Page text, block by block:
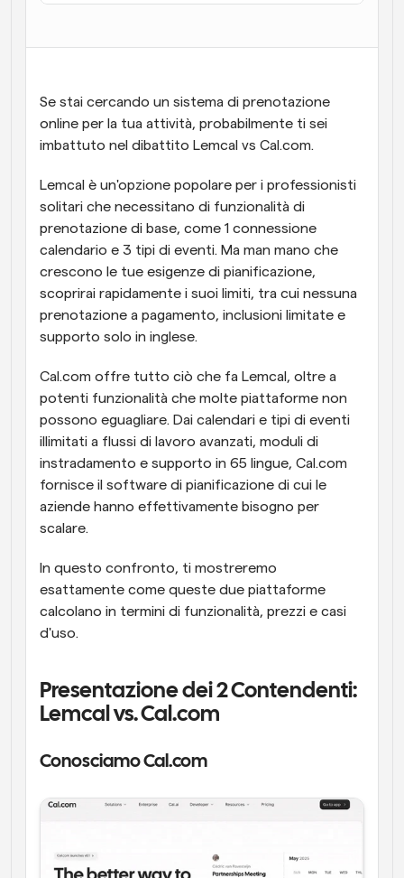
Programmazione potenziata con chiamate
supportate dall'IA
Automatizzare la pianificazione e i promemoria
Blog
Rimani aggiornato con le ultime notizie e aggiornamenti
Incontrare i clienti in pochi minuti
Link di Gruppo Dinamico
Prenota senza sforzo riunioni con più persone
Webhook
Ricevi una notifica quando succede qualcosa
Se stai cercando un sistema di prenotazione
online per la tua attività, probabilmente ti sei
imbattuto nel dibattito Lemcal vs Cal.com.
Lemcal è un'opzione popolare per i professionisti
solitari che necessitano di funzionalità di
prenotazione di base, come 1 connessione
calendario e 3 tipi di eventi. Ma man mano che
crescono le tue esigenze di pianificazione,
scoprirai rapidamente i suoi limiti, tra cui nessuna
prenotazione a pagamento, inclusioni limitate e
supporto solo in inglese.
Cal.com offre tutto ciò che fa Lemcal, oltre a
potenti funzionalità che molte piattaforme non
possono eguagliare. Dai calendari e tipi di eventi
illimitati a flussi di lavoro avanzati, moduli di
instradamento e supporto in 65 lingue, Cal.com
fornisce il software di pianificazione di cui le
aziende hanno effettivamente bisogno per
scalare.
In questo confronto, ti mostreremo
esattamente come queste due piattaforme
calcolano in termini di funzionalità, prezzi e casi
d'uso.
Presentazione dei 2 Contendenti:
Lemcal vs. Cal.com
Conosciamo Cal.com